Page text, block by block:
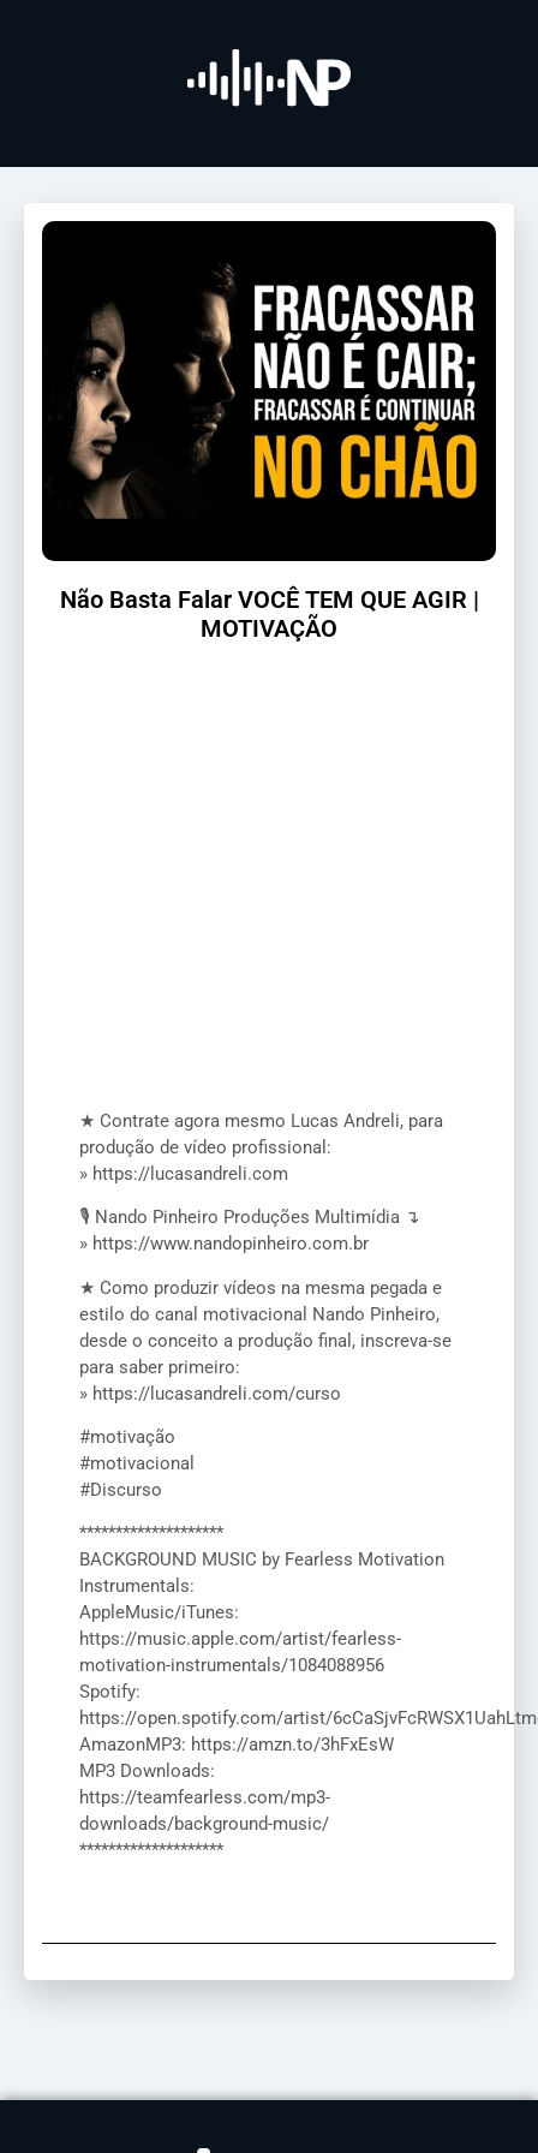
Não Basta Falar VOCÊ TEM QUE AGIR |
MOTIVAÇÃO
★ Contrate agora mesmo Lucas Andreli, para
produção de vídeo profissional:
» https://lucasandreli.com
🎙️ Nando Pinheiro Produções Multimídia ↴
» https://www.nandopinheiro.com.br
★ Como produzir vídeos na mesma pegada e
estilo do canal motivacional Nando Pinheiro,
desde o conceito a produção final, inscreva-se
para saber primeiro:
» https://lucasandreli.com/curso
#motivação
#motivacional
#Discurso
********************
BACKGROUND MUSIC by Fearless Motivation
Instrumentals:
AppleMusic/iTunes:
https://music.apple.com/artist/fearless-
motivation-instrumentals/1084088956
Spotify:
https://open.spotify.com/artist/
AmazonMP3: https://amzn.to/3hFxEsW
MP3 Downloads:
https://teamfearless.com/mp3-
downloads/background-music/
********************